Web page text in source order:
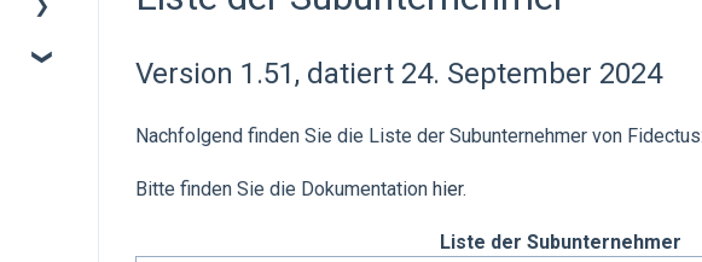
Version 1.51, datiert 24. September 2024
Nachfolgend finden Sie die Liste der Subunternehmer von Fidectus:
Bitte finden Sie die Dokumentation hier.
Liste der Subunternehmer